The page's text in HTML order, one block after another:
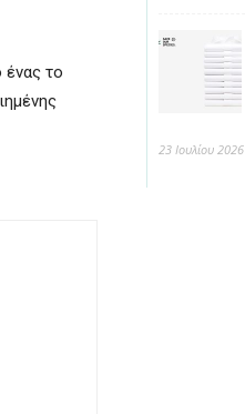
ένας το
23 Ιουλίου 2026